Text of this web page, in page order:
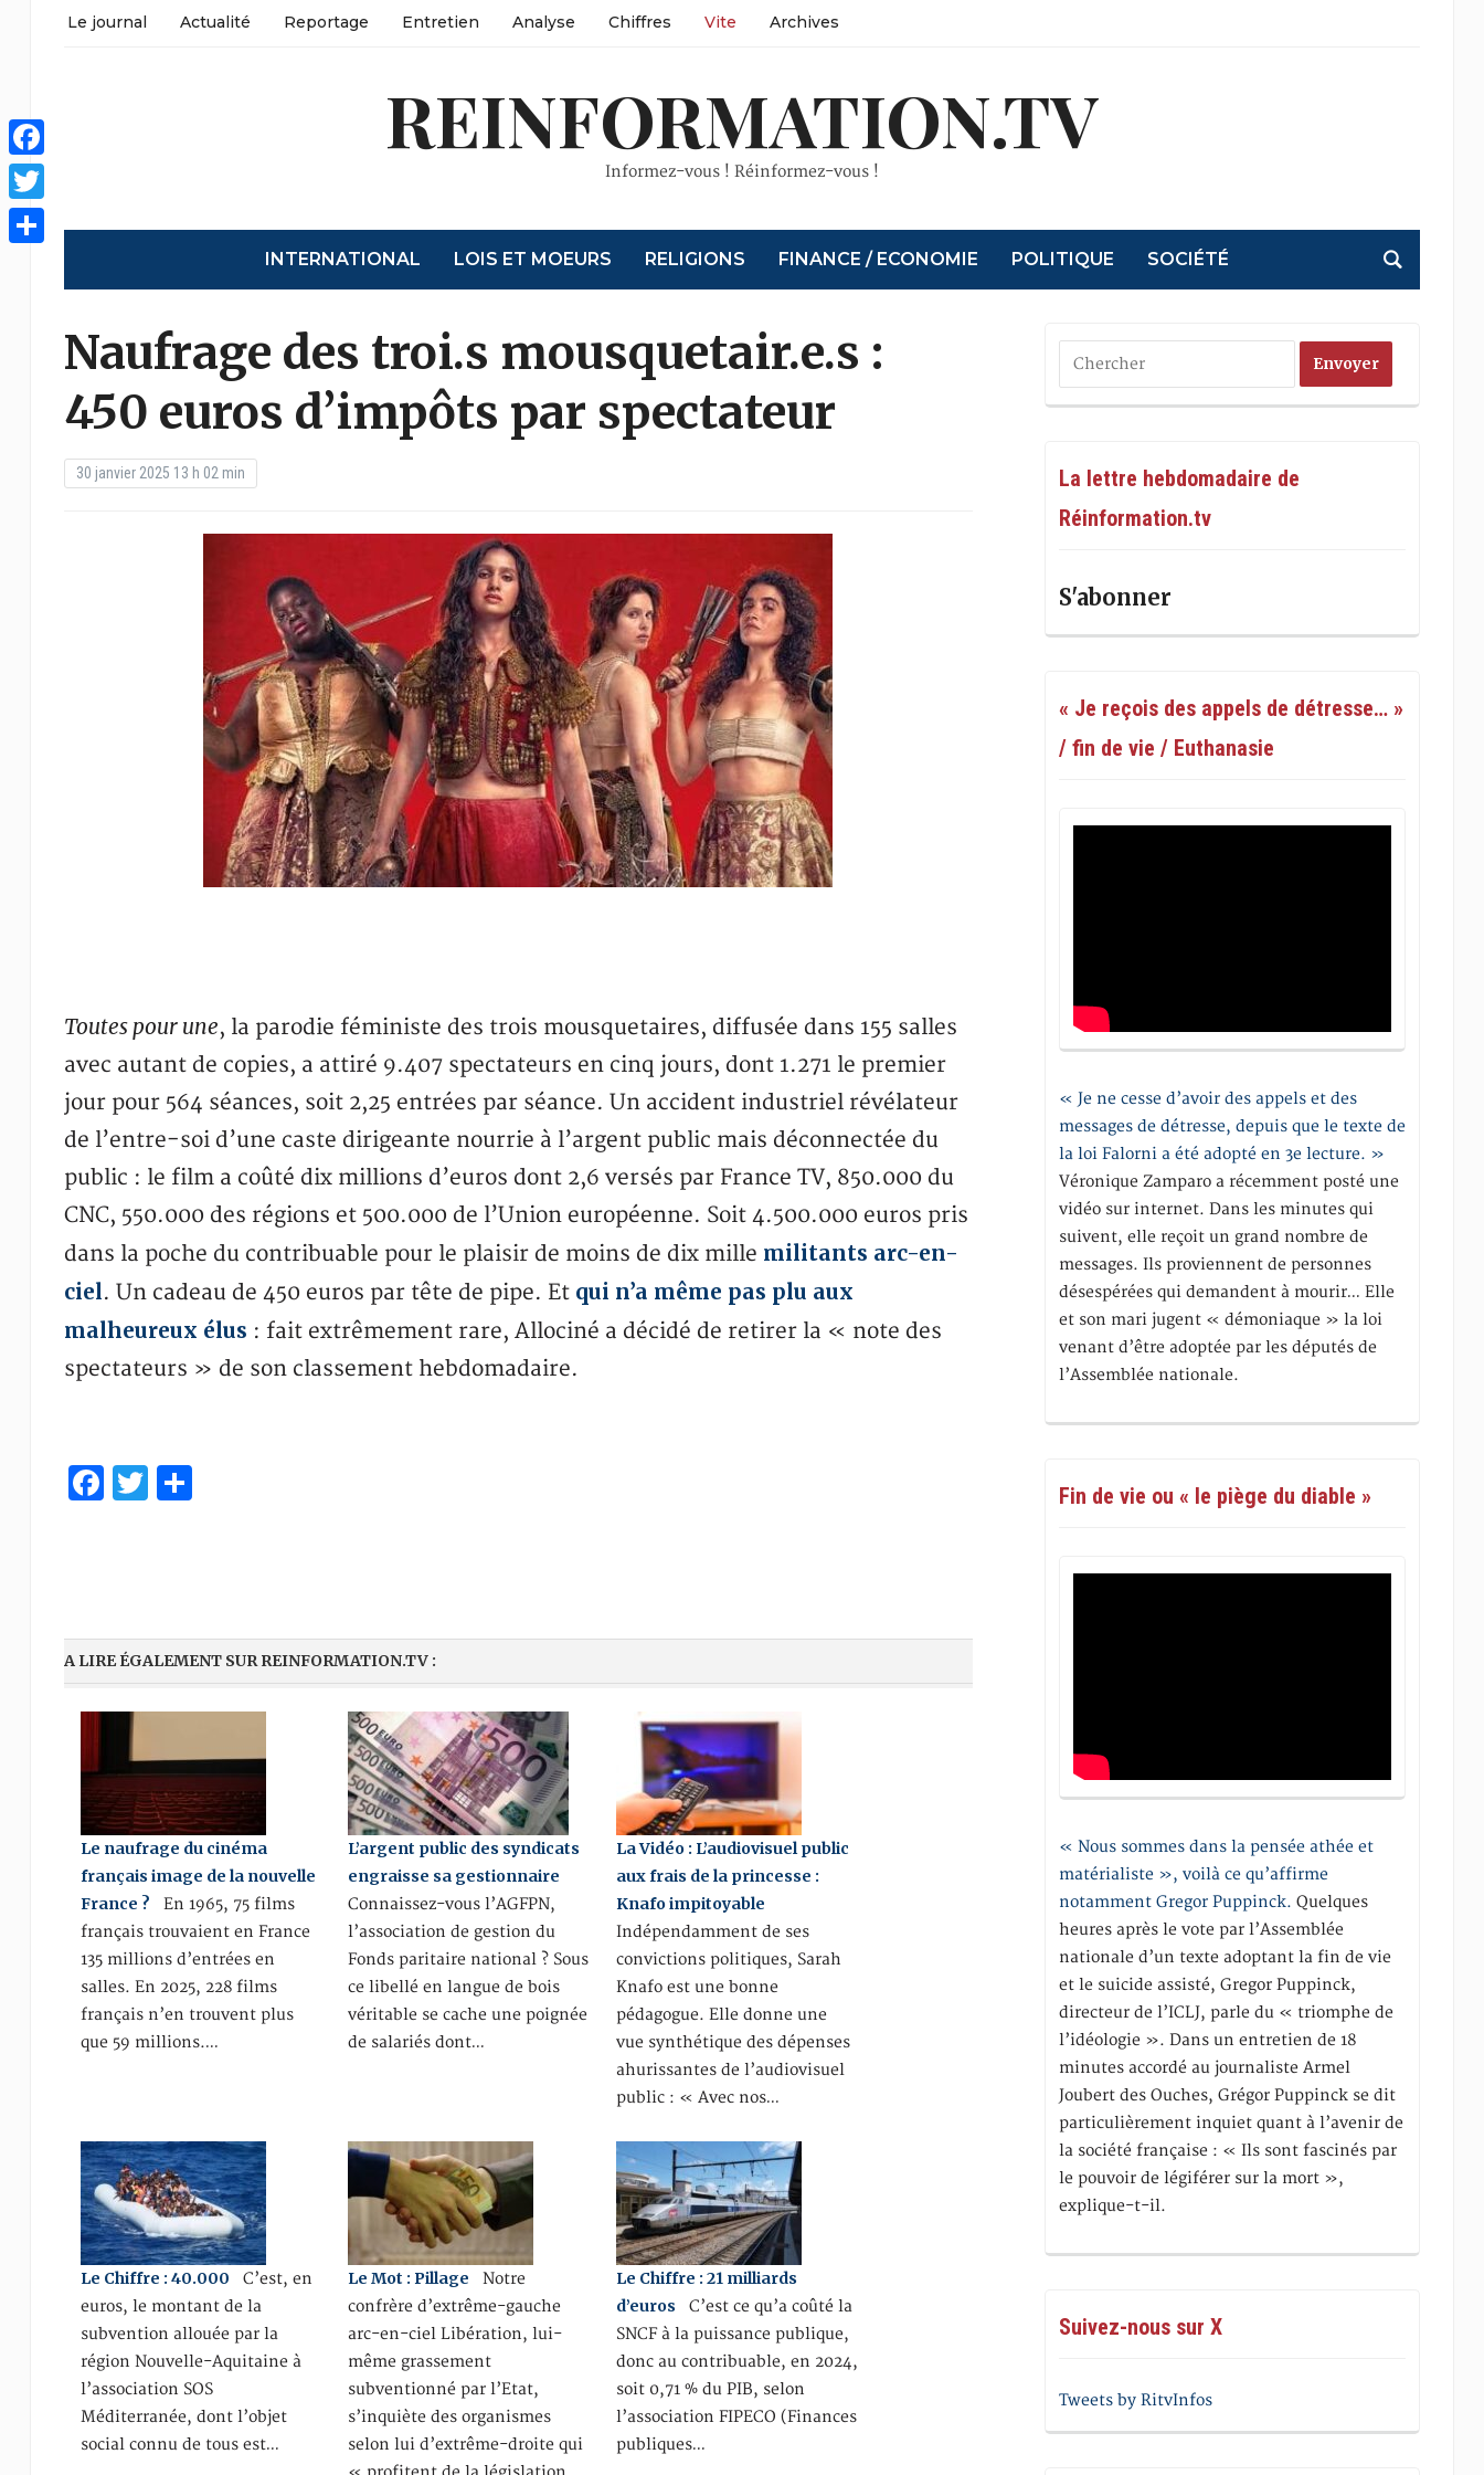
Le journal Actualité Reportage Entretien Analyse Chiffres Vite Archives
REINFORMATION.TV
Informez-vous ! Réinformez-vous !
INTERNATIONAL LOIS ET MOEURS RELIGIONS FINANCE / ECONOMIE POLITIQUE SOCIÉTÉ
Naufrage des troi.s mousquetair.e.s :
450 euros d’impôts par spectateur
30 janvier 2025 13 h 02 min
Toutes pour une, la parodie féministe des trois mousquetaires, diffusée dans 155 salles
avec autant de copies, a attiré 9.407 spectateurs en cinq jours, dont 1.271 le premier
jour pour 564 séances, soit 2,25 entrées par séance. Un accident industriel révélateur
de l’entre-soi d’une caste dirigeante nourrie à l’argent public mais déconnectée du
public : le film a coûté dix millions d’euros dont 2,6 versés par France TV, 850.000 du
CNC, 550.000 des régions et 500.000 de l’Union européenne. Soit 4.500.000 euros pris
dans la poche du contribuable pour le plaisir de moins de dix mille militants arc-en-
ciel. Un cadeau de 450 euros par tête de pipe. Et qui n’a même pas plu aux
malheureux élus : fait extrêmement rare, Allociné a décidé de retirer la « note des
spectateurs » de son classement hebdomadaire.
Facebook
Twitter
Partager
A LIRE ÉGALEMENT SUR REINFORMATION.TV :
Le naufrage du cinéma
français image de la nouvelle
France ? En 1965, 75 films
français trouvaient en France
135 millions d’entrées en
salles. En 2025, 228 films
français n’en trouvent plus
que 59 millions.…
L’argent public des syndicats
engraisse sa gestionnaire
Connaissez-vous l’AGFPN,
l’association de gestion du
Fonds paritaire national ? Sous
ce libellé en langue de bois
véritable se cache une poignée
de salariés dont…
La Vidéo : L’audiovisuel public
aux frais de la princesse :
Knafo impitoyable
Indépendamment de ses
convictions politiques, Sarah
Knafo est une bonne
pédagogue. Elle donne une
vue synthétique des dépenses
ahurissantes de l’audiovisuel
public : « Avec nos…
Le Chiffre : 40.000 C’est, en
euros, le montant de la
subvention allouée par la
région Nouvelle-Aquitaine à
l’association SOS
Méditerranée, dont l’objet
social connu de tous est…
Le Mot : Pillage Notre
confrère d’extrême-gauche
arc-en-ciel Libération, lui-
même grassement
subventionné par l’Etat,
s’inquiète des organismes
selon lui d’extrême-droite qui
Le Chiffre : 21 milliards
d’euros C’est ce qu’a coûté la
SNCF à la puissance publique,
donc au contribuable, en 2024,
soit 0,71 % du PIB, selon
l’association FIPECO (Finances
publiques…
La lettre hebdomadaire de
Réinformation.tv
S'abonner
« Je reçois des appels de détresse… »
/ fin de vie / Euthanasie
« Je ne cesse d’avoir des appels et des
messages de détresse, depuis que le texte de
la loi Falorni a été adopté en 3e lecture. »
Véronique Zamparo a récemment posté une
vidéo sur internet. Dans les minutes qui
suivent, elle reçoit un grand nombre de
messages. Ils proviennent de personnes
désespérées qui demandent à mourir… Elle
et son mari jugent « démoniaque » la loi
venant d’être adoptée par les députés de
l’Assemblée nationale.
Fin de vie ou « le piège du diable »
« Nous sommes dans la pensée athée et
matérialiste », voilà ce qu’affirme
notamment Gregor Puppinck. Quelques
heures après le vote par l’Assemblée
nationale d’un texte adoptant la fin de vie
et le suicide assisté, Gregor Puppinck,
directeur de l’ICLJ, parle du « triomphe de
l’idéologie ». Dans un entretien de 18
minutes accordé au journaliste Armel
Joubert des Ouches, Grégor Puppinck se dit
particulièrement inquiet quant à l’avenir de
la société française : « Ils sont fascinés par
le pouvoir de légiférer sur la mort »,
explique-t-il.
Suivez-nous sur X
Tweets by RitvInfos
Facebook
Twitter